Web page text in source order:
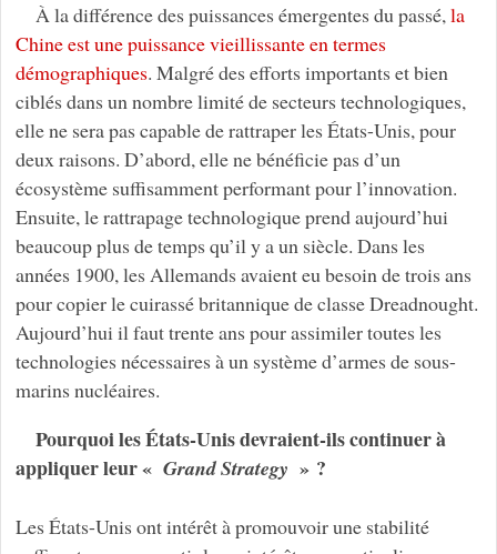
À la différence des puissances émergentes du passé,la
Chine est une puissance vieillissante en termes
démographiques. Malgré des efforts importants et bien
ciblés dans un nombre limité de secteurs technologiques,
elle ne sera pas capable de rattraper les États-Unis, pour
deux raisons. D’abord, elle ne bénéficie pas d’un
écosystème suffisamment performant pour l’innovation.
Ensuite, le rattrapage technologique prend aujourd’hui
beaucoup plus de temps qu’il y a un siècle. Dans les
années 1900, les Allemands avaient eu besoin de trois ans
pour copier le cuirassé britannique de classe Dreadnought.
Aujourd’hui il faut trente ans pour assimiler toutes les
technologies nécessaires à un système d’armes de sous-
marins nucléaires.
Pourquoi les États-Unis devraient-ils continuer à
appliquer leur « Grand Strategy » ?
Les États-Unis ont intérêt à promouvoir une stabilité